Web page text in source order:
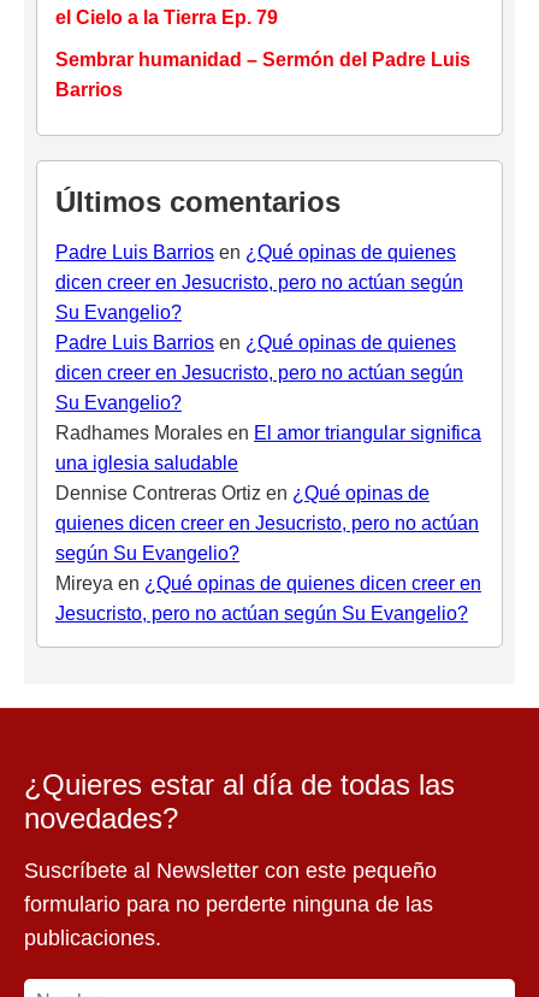
el Cielo a la Tierra Ep. 79
Sembrar humanidad – Sermón del Padre Luis
Barrios
Últimos comentarios
Padre Luis Barrios en ¿Qué opinas de quienes
dicen creer en Jesucristo, pero no actúan según
Su Evangelio?
Padre Luis Barrios en ¿Qué opinas de quienes
dicen creer en Jesucristo, pero no actúan según
Su Evangelio?
Radhames Morales en El amor triangular significa
una iglesia saludable
Dennise Contreras Ortiz en ¿Qué opinas de
quienes dicen creer en Jesucristo, pero no actúan
según Su Evangelio?
Mireya en ¿Qué opinas de quienes dicen creer en
Jesucristo, pero no actúan según Su Evangelio?
¿Quieres estar al día de todas las
novedades?
Suscríbete al Newsletter con este pequeño
formulario para no perderte ninguna de las
publicaciones.